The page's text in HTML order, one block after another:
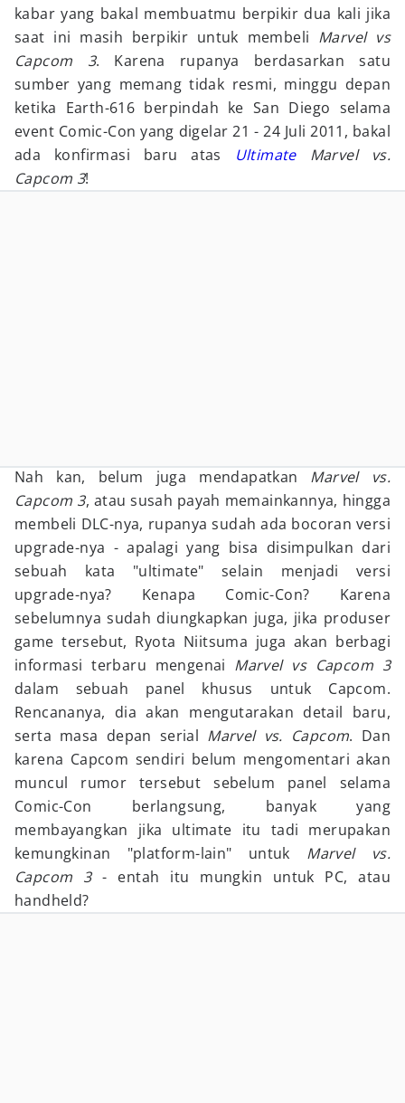
kabar yang bakal membuatmu berpikir dua kali jika
saat ini masih berpikir untuk membeli Marvel vs
Capcom 3. Karena rupanya berdasarkan satu
sumber yang memang tidak resmi, minggu depan
ketika Earth-616 berpindah ke San Diego selama
event Comic-Con yang digelar 21 - 24 Juli 2011, bakal
ada konfirmasi baru atas
UltimateMarvel vs.
Capcom 3!
Nah kan, belum juga mendapatkan Marvel vs.
Capcom 3, atau susah payah memainkannya, hingga
membeli DLC-nya, rupanya sudah ada bocoran versi
upgrade-nya - apalagi yang bisa disimpulkan dari
sebuah kata "ultimate" selain menjadi versi
upgrade-nya? Kenapa Comic-Con? Karena
sebelumnya sudah diungkapkan juga, jika produser
game tersebut, Ryota Niitsuma juga akan berbagi
informasi terbaru mengenai Marvel vs Capcom 3
dalam sebuah panel khusus untuk Capcom.
Rencananya, dia akan mengutarakan detail baru,
serta masa depan serial Marvel vs. Capcom. Dan
karena Capcom sendiri belum mengomentari akan
muncul rumor tersebut sebelum panel selama
Comic-Con berlangsung, banyak yang
membayangkan jika ultimate itu tadi merupakan
kemungkinan "platform-lain" untuk Marvel vs.
Capcom 3- entah itu mungkin untuk PC, atau
handheld?